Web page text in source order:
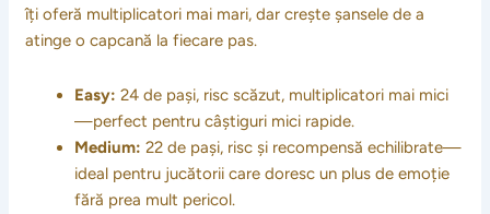
îți oferă multiplicatori mai mari, dar crește șansele de a
atinge o capcană la fiecare pas.
Easy: 24 de pași, risc scăzut, multiplicatori mai mici
—perfect pentru câștiguri mici rapide.
Medium: 22 de pași, risc și recompensă echilibrate—
ideal pentru jucătorii care doresc un plus de emoție
fără prea mult pericol.